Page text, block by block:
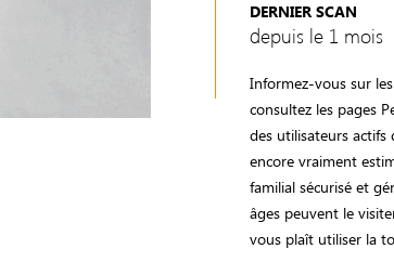
DERNIER SCAN
depuis le 1 mois
Informez-vous sur
consultez les pages
des utilisateurs actifs
encore vraiment
familial sécurisé et
âges peuvent le
vous plaît utiliser la